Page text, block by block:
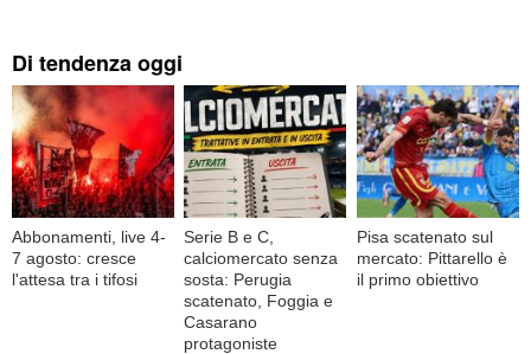
Di tendenza oggi
Abbonamenti, live 4-
7 agosto: cresce
l'attesa tra i tifosi
Serie B e C,
calciomercato senza
sosta: Perugia
scatenato, Foggia e
Casarano
protagoniste
Pisa scatenato sul
mercato: Pittarello è
il primo obiettivo